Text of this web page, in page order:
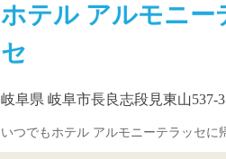
ホテル アルモニー
セ
岐阜県 岐阜市長良志段見東山537-3
いつでもホテル アルモニーテラッセ